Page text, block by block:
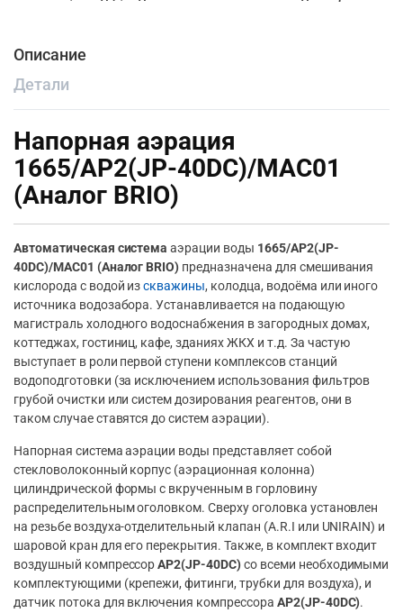
Описание
Детали
Напорная аэрация
1665/AP2(JP-40DC)/MAC01
(Аналог BRIO)
Автоматическая система аэрации воды 1665/AP2(JP-
40DC)/MAC01 (Аналог BRIO) предназначена для смешивания
кислорода с водой изскважины, колодца, водоёма или иного
источника водозабора. Устанавливается на подающую
магистраль холодного водоснабжения в загородных домах,
коттеджах, гостиниц, кафе, зданиях ЖКХ и т.д. За частую
выступает в роли первой ступени комплексов станций
водоподготовки (за исключением использования фильтров
грубой очистки или систем дозирования реагентов, они в
таком случае ставятся до систем аэрации).
Напорная система аэрации воды представляет собой
стекловолоконный корпус (аэрационная колонна)
цилиндрической формы с вкрученным в горловину
распределительным оголовком. Сверху оголовка установлен
на резьбе воздуха-отделительный клапан (A.R.I или UNIRAIN) и
шаровой кран для его перекрытия. Также, в комплект входит
воздушный компрессорAP2(JP-40DC)со всеми необходимыми
комплектующими (крепежи, фитинги, трубки для воздуха), и
датчик потока для включения компрессора AP2(JP-40DC).